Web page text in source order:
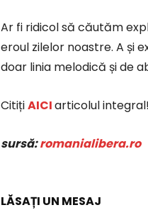
Ar fi ridicol să căutăm
eroul zilelor noastre. A și
doar linia melodică și de
CitițiAICIarticolul integral!
sursă:romanialibera.ro
LĂSAȚI UN MESAJ